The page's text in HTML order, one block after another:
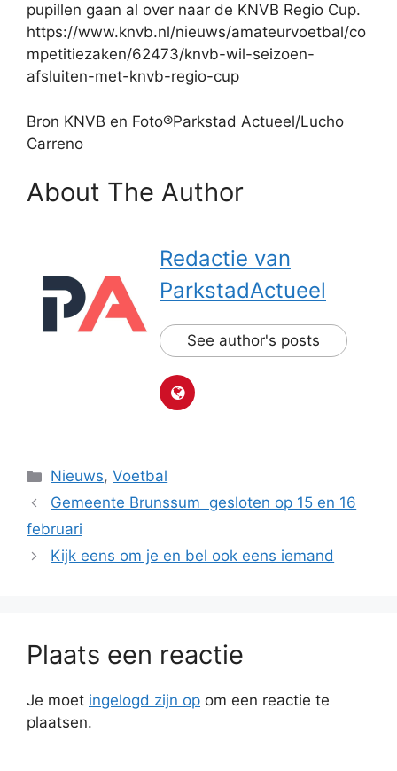
pupillen gaan al over naar de KNVB Regio Cup.
https://www.knvb.nl/nieuws/amateurvoetbal/co
mpetitiezaken/62473/knvb-wil-seizoen-
afsluiten-met-knvb-regio-cup
Bron KNVB en Foto®Parkstad Actueel/Lucho
Carreno
About The Author
Redactie van
ParkstadActueel
See author's posts
Categorieën
Nieuws,Voetbal
Gemeente Brunssum gesloten op 15 en 16
februari
Kijk eens om je en bel ook eens ie­mand
Plaats een reactie
Je moet ingelogd zijn op om een reactie te
plaatsen.